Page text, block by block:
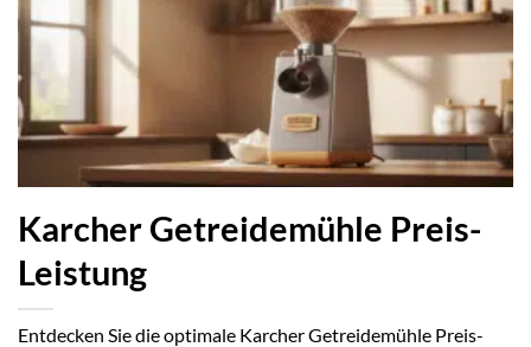
Karcher Getreidemühle Preis-
Leistung
Entdecken Sie die optimale Karcher Getreidemühle Preis-